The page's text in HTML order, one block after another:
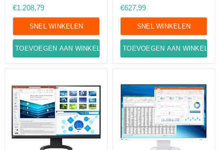
Monitor
€1.208,79
SNEL WINKELEN
TOEVOEGEN AAN WINKELWAGEN
Monitor
–
€627,99
SNEL WINKELEN
TOEVOEGEN AAN